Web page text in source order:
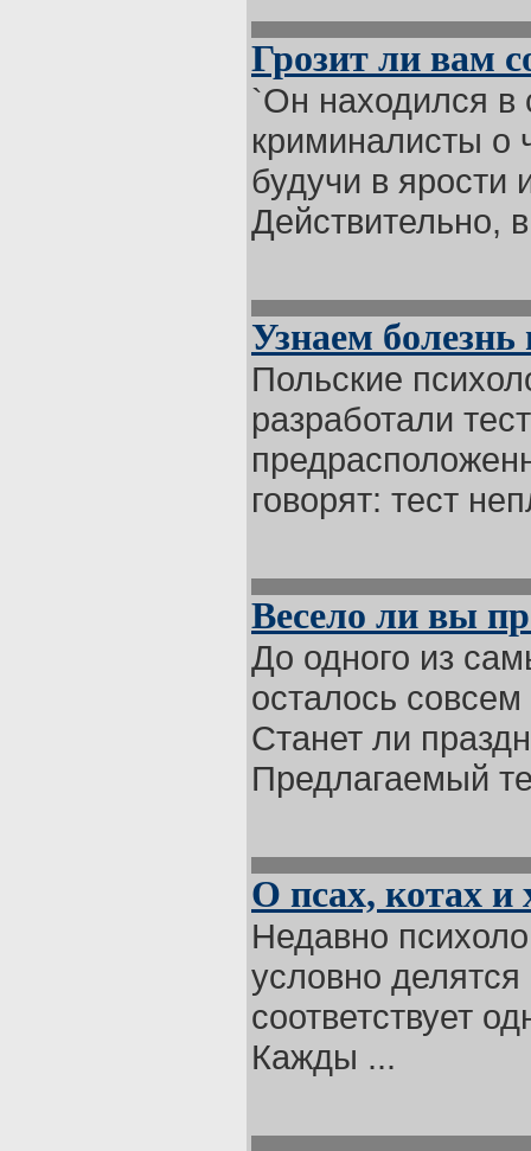
Грозит ли вам
`Он находился в
криминалисты о
будучи в ярости
Действительно,
Узнаем болезнь
Польские
разработали
говорят: тест
Весело ли вы
До одного из
осталось совсем
Станет ли
Предлагаемый
О псах, котах и
Недавно
условно
соответствует
Кажды ...